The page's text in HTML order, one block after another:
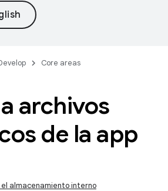
Core areas
archivos
de la app
almacenamiento interno